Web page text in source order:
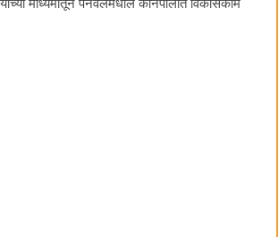
माध्यमातून पनवेलमधील कानपोलीत विकासकामे